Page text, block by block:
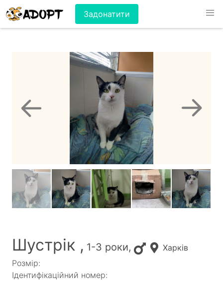
Задонатити
Шустрік , 1-3 роки,
Харків
Розмір:
Ідентифікаційний номер: